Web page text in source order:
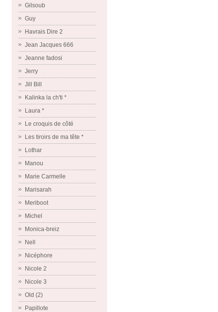
Gilsoub
Guy
Havrais Dire 2
Jean Jacques 666
Jeanne fadosi
Jerry
Jill Bill
Kalinka la ch'ti *
Laura *
Le croquis de côté
Les tiroirs de ma tête *
Lothar
Manou
Marie Carmelle
Marisarah
Meriboot
Michel
Monica-breiz
Nell
Nicéphore
Nicole 2
Nicole 3
Old (2)
Papillote